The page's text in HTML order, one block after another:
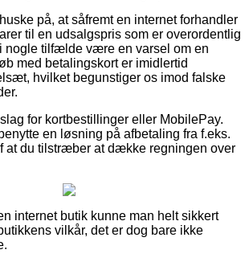
på, at såfremt en internet forhandler
til en udsalgspris som er overordentlig
nogle tilfælde være en varsel om en
med betalingskort er imidlertid
hvilket begunstiger os imod falske
for kortbestillinger eller MobilePay.
en løsning på afbetaling fra f.eks.
at du tilstræber at dække regningen over
internet butik kunne man helt sikkert
vilkår, det er dog bare ikke